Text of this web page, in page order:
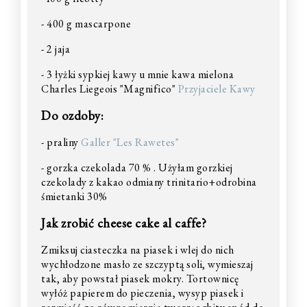
- 400 g mascarpone
- 2 jaja
- 3 łyżki sypkiej kawy u mnie kawa mielona
Charles Liegeois "Magnifico" Przyjaciele Kawy
Do ozdoby:
- pralinyGaller "Les Rawetes"
- gorzka czekolada 70 % . Użyłam gorzkiej
czekolady z kakao odmiany trinitario+odrobina
śmietanki 30%
Jak zrobić cheese cake al caffe?
Zmiksuj ciasteczka na piasek i wlej do nich
wychłodzone masło ze szczyptą soli, wymieszaj
tak, aby powstał piasek mokry. Tortownicę
wyłóż papierem do pieczenia, wysyp piasek i